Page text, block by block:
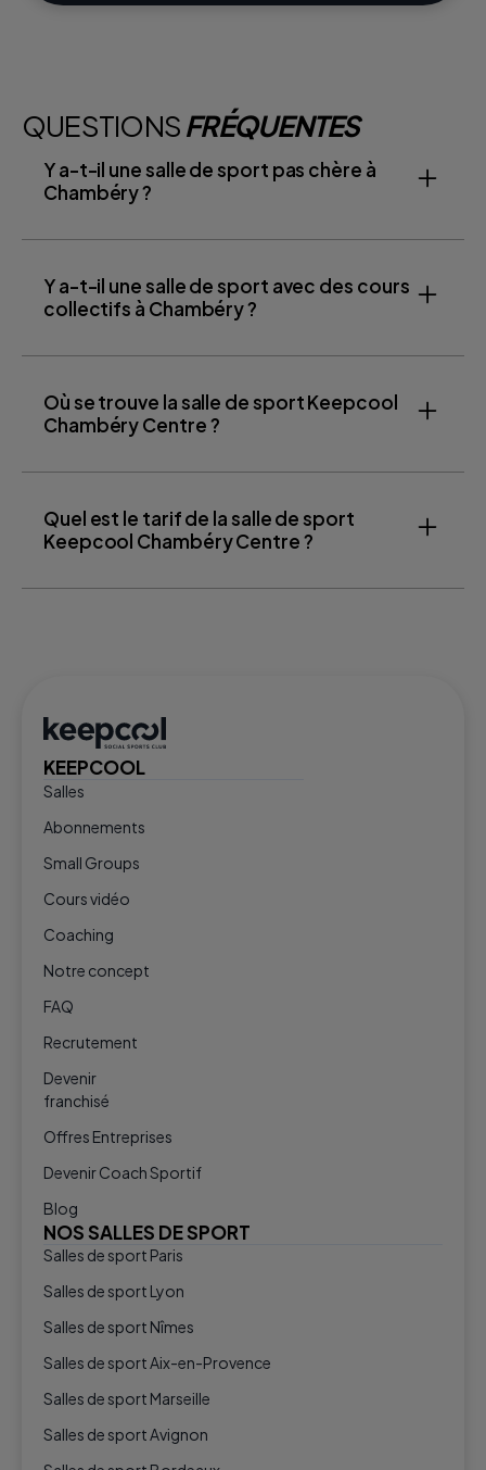
QUESTIONSFRÉQUENTES
Y a-t-il une salle de sport pas chère à
Chambéry ?
Y a-t-il une salle de sport avec des cours
collectifs à Chambéry ?
Où se trouve la salle de sport Keepcool
Chambéry Centre ?
Quel est le tarif de la salle de sport
Keepcool Chambéry Centre ?
KEEPCOOL
Salles
Abonnements
Small Groups
Cours vidéo
Coaching
Notre concept
FAQ
Recrutement
Devenir
franchisé
Offres Entreprises
Devenir Coach Sportif
Blog
NOS SALLES DE SPORT
Salles de sport Paris
Salles de sport Lyon
Salles de sport Nîmes
Salles de sport Aix-en-Provence
Salles de sport Marseille
Salles de sport Avignon